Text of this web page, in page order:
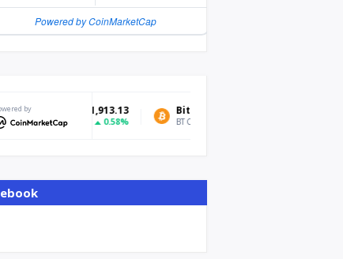
Powered by CoinMarketCap
by Bitcoin $64,840.21
BTC